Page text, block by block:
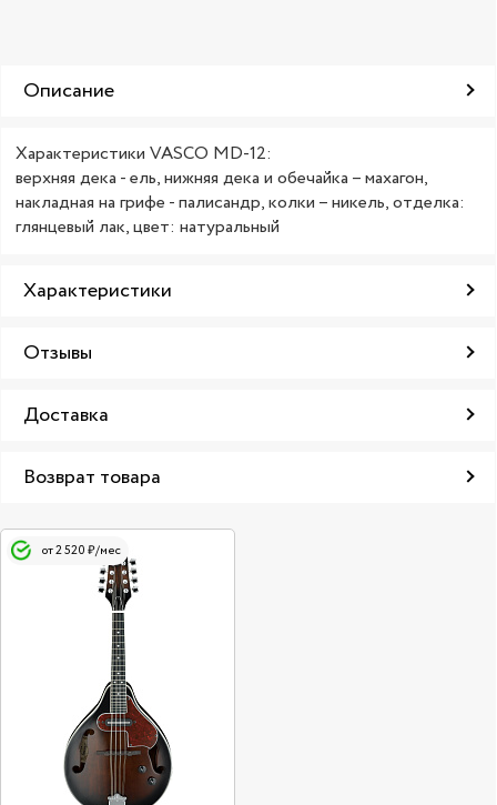
Описание
Характеристики VASCO MD-12:
верхняя дека - ель, нижняя дека и обечайка – махагон,
накладная на грифе - палисандр, колки – никель, отделка:
глянцевый лак, цвет: натуральный
Характеристики
Отзывы
Доставка
Возврат товара
от 2 520 ₽/мес